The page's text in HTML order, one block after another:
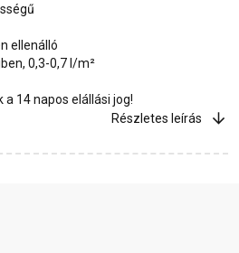
ellenálló
0,3-0,7 l/m²
14 napos elállási jog!
Részletes leírás